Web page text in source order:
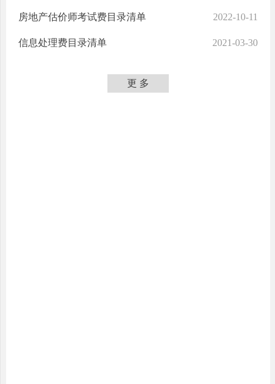
房地产估价师考试费目录清单 2022-10-11
信息处理费目录清单 2021-03-30
更 多